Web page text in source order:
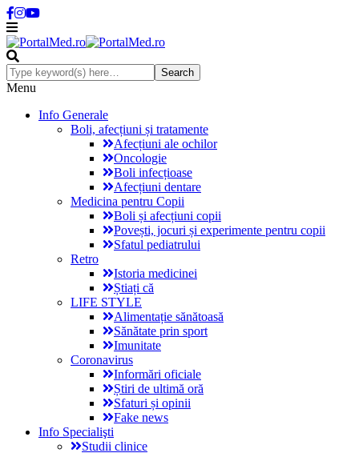
Menu
Info Generale
Boli, afecțiuni și tratamente
Afecțiuni ale ochilor
Oncologie
Boli infecțioase
Afecțiuni dentare
Medicina pentru Copii
Boli și afecțiuni copii
Povești, jocuri și experimente pentru copii
Sfatul pediatrului
Retro
Istoria medicinei
Știați că
LIFE STYLE
Alimentație sănătoasă
Sănătate prin sport
Imunitate
Coronavirus
Informări oficiale
Știri de ultimă oră
Sfaturi și opinii
Fake news
Info Specialişti
Studii clinice